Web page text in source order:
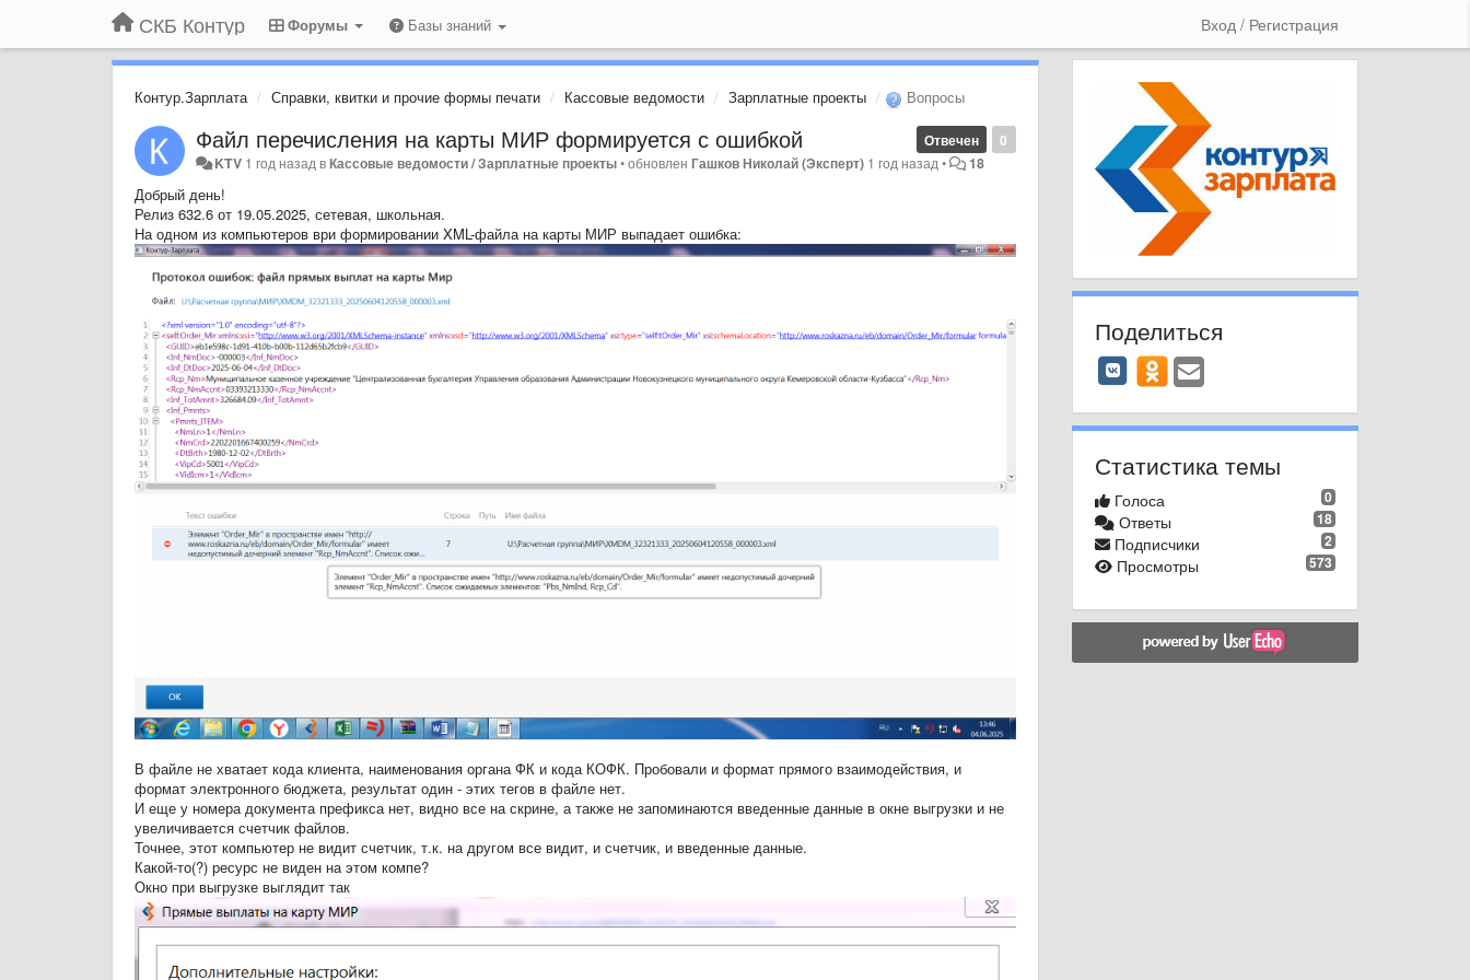
СКБ Контур Форумы Базы знаний Вход / Регистрация
Контур.Зарплата Справки, квитки и прочие формы печати Кассовые ведомости Зарплатные проекты Вопросы
0
Отвечен
Файл перечисления на карты МИР формируется с ошибкой
KTV 1 год назад вКассовые ведомости / Зарплатные проекты•обновленГашков Николай (Эксперт) 1 год назад • 18
Добрый день!
Релиз 632.6 от 19.05.2025, сетевая, школьная.
На одном из компьютеров ври формировании XML-файла на карты МИР выпадает ошибка:
В файле не хватает кода клиента, наименования органа ФК и кода КОФК. Пробовали и формат прямого взаимодействия, и
формат электронного бюджета, результат один - этих тегов в файле нет.
И еще у номера документа префикса нет, видно все на скрине, а также не запоминаются введенные данные в окне выгрузки и не
увеличивается счетчик файлов.
Точнее, этот компьютер не видит счетчик, т.к. на другом все видит, и счетчик, и введенные данные.
Какой-то(?) ресурс не виден на этом компе?
Окно при выгрузке выглядит так
Поделиться
Статистика темы
0
Голоса
18
Ответы
2
Подписчики
573
Просмотры